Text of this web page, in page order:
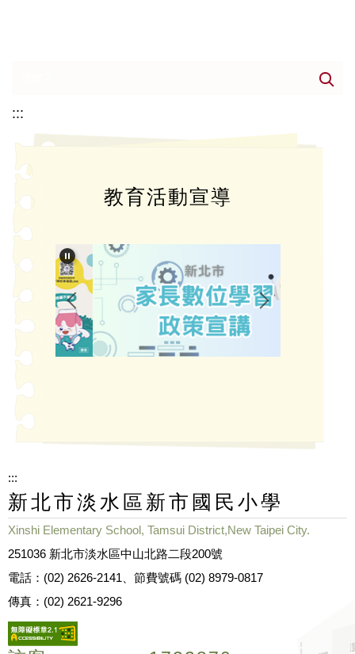
:::
教育活動宣導
:::
新北市淡水區新市國民小學
Xinshi Elementary School, Tamsui District,New Taipei City.
251036 新北市淡水區中山北路二段200號
電話：(02) 2626-2141、節費號碼 (02) 8979-0817
傳真：(02) 2621-9296